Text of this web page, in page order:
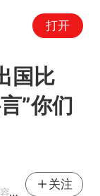
打开
国比
”你们
者
关注